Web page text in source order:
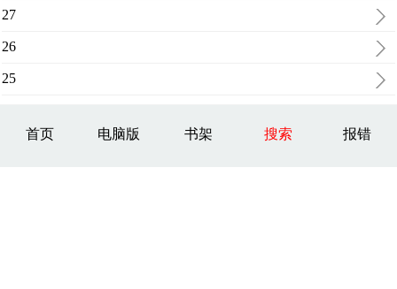
27
26
25
首页 电脑版 书架 搜索 报错